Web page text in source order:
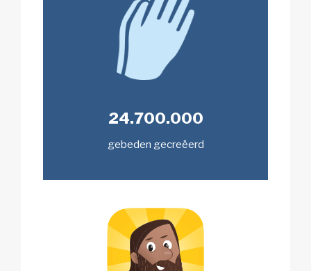
24.700.000
gebeden gecreëerd